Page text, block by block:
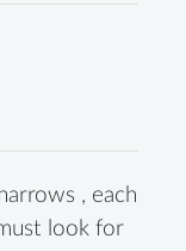
, each
look for